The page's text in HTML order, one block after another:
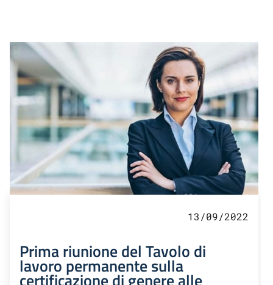
13/09/2022
Prima riunione del Tavolo di
lavoro permanente sulla